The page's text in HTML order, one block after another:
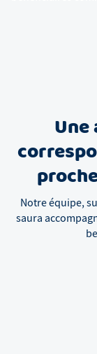
Notre équipe,
saura